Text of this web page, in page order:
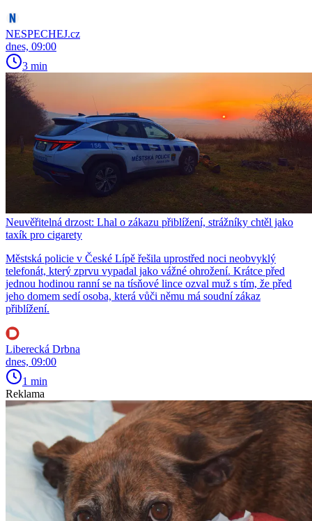
NESPECHEJ.cz
dnes, 09:00
3 min
Neuvěřitelná drzost: Lhal o zákazu přiblížení, strážníky chtěl jako
taxík pro cigarety
Městská policie v České Lípě řešila uprostřed noci neobvyklý
telefonát, který zprvu vypadal jako vážné ohrožení. Krátce před
jednou hodinou ranní se na tísňové lince ozval muž s tím, že před
jeho domem sedí osoba, která vůči němu má soudní zákaz
přiblížení.
Liberecká Drbna
dnes, 09:00
1 min
Reklama